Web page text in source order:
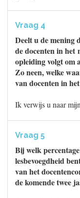
Vraag 4
Deelt u de mening
de docenten in het
opleiding volgt om
Zo neen, welke
van docenten in
Ik verwijs u naar
Vraag 5
Bij welk
lesbevoegdheid
van het
de komende twee